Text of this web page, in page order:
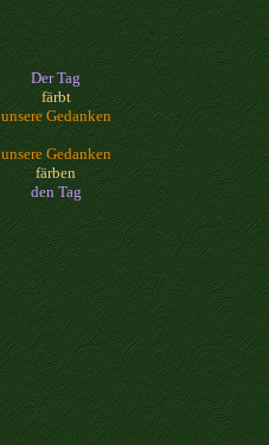
Der Tag
färbt
unsere Gedanken
unsere Gedanken
färben
den Tag